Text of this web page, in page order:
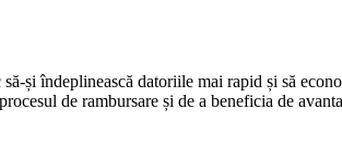
și îndeplinească datoriile mai rapid și să
de rambursare și de a beneficia de